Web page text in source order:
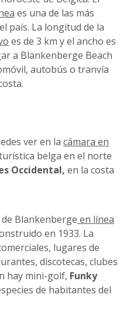
es una de las más
país. La longitud de la
es de 3 km y el ancho es
a Blankenberge Beach
autobús o tranvía
ver en la cámara en
belga en el norte
Occidental, en la costa
Blankenberge en línea
en 1933. La
lugares de
discotecas, clubes
hay mini-golf, Funky
de habitantes del